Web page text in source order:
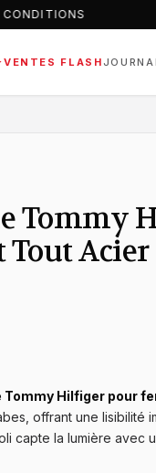
VENTES FLASH
Tommy
Tout Acier
Tommy Hilfiger pour
offrant une lisibilité
capte la lumière avec